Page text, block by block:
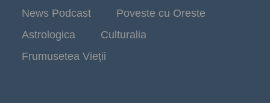
News Podcast
Poveste cu Oreste
Astrologica
Culturalia
Frumusetea Vieții